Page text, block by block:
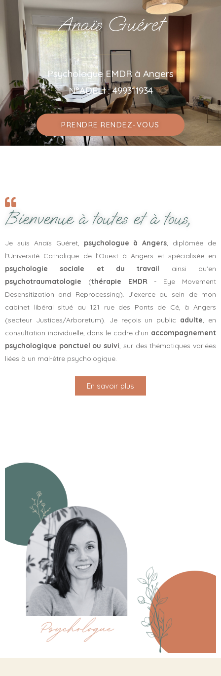
Anaïs Guéret
Psychologue EMDR à Angers
N°ADELI : 499311934
PRENDRE RENDEZ-VOUS
Bienvenue à toutes et à tous,
Je suis Anaïs Guéret, psychologue à Angers, diplômée de
l’Université Catholique de l’Ouest à Angers et spécialisée en
psychologie sociale et du travail ainsi qu'en
psychotraumatologie (thérapie EMDR- Eye Movement
Desensitization and Reprocessing). J’exerce au sein de mon
cabinet libéral situé au 121 rue des Ponts de Cé, à Angers
(secteur Justices/Arboretum). Je reçois un public adulte, en
consultation individuelle, dans le cadre d’un accompagnement
psychologique ponctuel ou suivi, sur des thématiques variées
liées à un mal-être psychologique.
En savoir plus